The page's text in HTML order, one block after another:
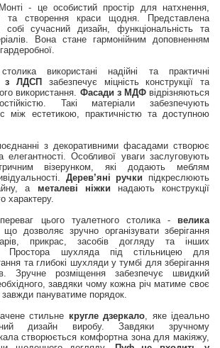
- це особистий простір для натхнення,
створення краси щодня. Представлена
сучасний дизайн, функціональність та
Вона стане гармонійним доповненням
використані надійні та практичні
з ЛДСП забезпечує міцність конструкції та
використання. Фасади з МДФвідрізняються
Такі матеріали забезпечують
між естетикою, практичністю та доступною
з декоративними фасадами створює
елегантності. Особливої уваги заслуговують
візерунком, які додають меблям
Дерев’яні ручки підкреслюють
а металеві ніжки надають конструкції
характеру.
цього туалетного столика - велика
дозволяє зручно організувати зберігання
прикрас, засобів догляду та інших
Простора шухляда під стільницею для
та глибокі шухляди у тумбі для зберігання
Зручне розміщення забезпечує швидкий
завдяки чому кожна річ матиме своє
завжди пануватиме порядок.
стильне кругле дзеркало , яке ідеально
дизайн виробу. Завдяки зручному
створюється комфортна зона для макіяжу,